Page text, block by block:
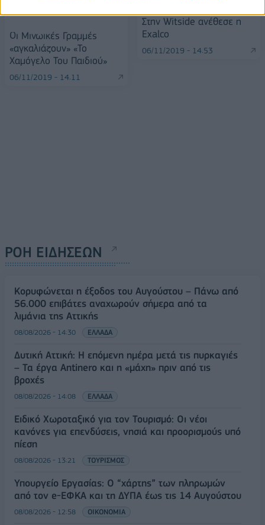
Οι Μινωικές Γραμμές
«αγκαλιάζουν» «Το
Χαμόγελο Του Παιδιού»
06/11/2019 - 14:11
Στην Witside ανέθεσε η
Exalco
06/11/2019 - 14:53
ΡΟΗ ΕΙΔΗΣΕΩΝ
Κορυφώνεται η έξοδος του Αυγούστου – Πάνω από
56.000 επιβάτες αναχωρούν σήμερα από τα
λιμάνια της Αττικής
08/08/2026 - 14:30 ΕΛΛΑΔΑ
Δυτική Αττική: Η επόμενη ημέρα μετά τις πυρκαγιές
– Τα έργα Antinero και η «μάχη» πριν από τις
βροχές
08/08/2026 - 14:08 ΕΛΛΑΔΑ
Ειδικό Χωροταξικό για τον Τουρισμό: Οι νέοι
κανόνες για επενδύσεις, νησιά και προορισμούς υπό
πίεση
08/08/2026 - 13:21 ΤΟΥΡΙΣΜΟΣ
Υπουργείο Εργασίας: Ο “χάρτης” των πληρωμών
από τον e-ΕΦΚΑ και τη ΔΥΠΑ έως τις 14 Αυγούστου
08/08/2026 - 12:58 ΟΙΚΟΝΟΜΙΑ